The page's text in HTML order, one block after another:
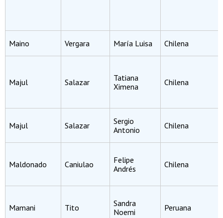
Maino Vergara María Luisa Chilena
Majul Salazar
Tatiana
Ximena
Chilena
Majul Salazar
Sergio
Antonio
Chilena
Maldonado Caniulao
Felipe
Andrés
Chilena
Mamani Tito
Sandra
Noemi
Peruana